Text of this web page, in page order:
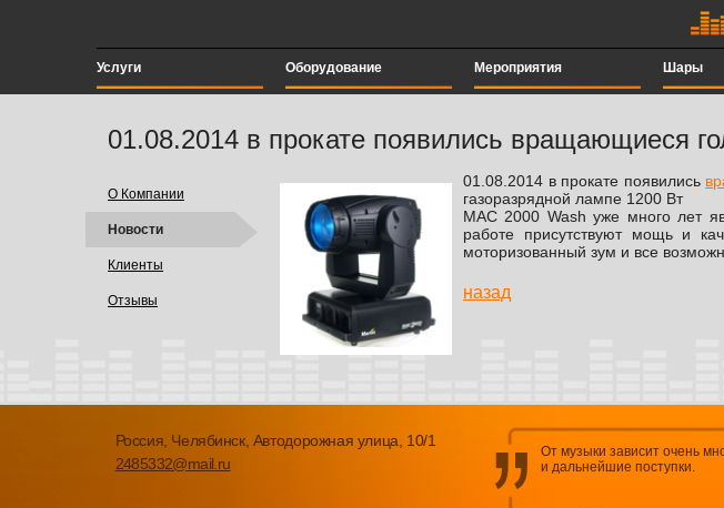
Услуги Оборудование Мероприятия Шары
01.08.2014 в прокате появились вращающиеся
О Компании
Новости
Клиенты
Отзывы
01.08.2014 в прокате появились
газоразрядной лампе 1200 Вт
MAC 2000 Wash уже много лет
работе присутствуют мощь и
моторизованный зум и все
назад
Россия, Челябинск, Автодорожная улица, 10/1
2485332@mail.ru
От музыки зависит очень
и дальнейшие поступки.